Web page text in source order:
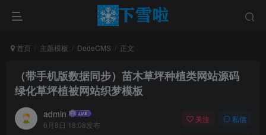
首页 主题模板 DedeCMS 正文
（带手机版数据同步）苗木草坪种植类网站源码
绿化草坪植被网站织梦模板
admin
6月8日 18:08发布
关注 私信